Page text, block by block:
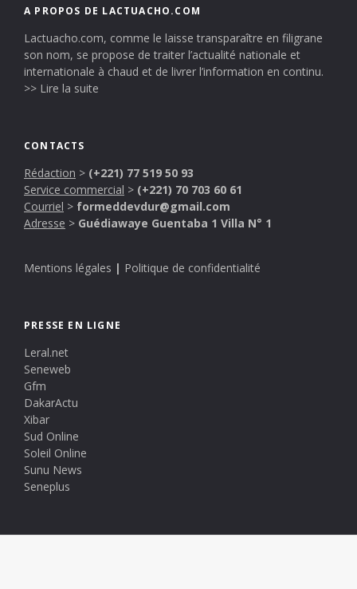
A PROPOS DE LACTUACHO.COM
Lactuacho.com, comme le laisse transparaître en filigrane
son nom, se propose de traiter l’actualité nationale et
internationale à chaud et de livrer l’information en continu.
>> Lire la suite
CONTACTS
Rédaction > (+221) 77 519 50 93
Service commercial > (+221) 70 703 60 61
Courriel > formeddevdur@gmail.com
Adresse > Guédiawaye Guentaba 1 Villa N° 1
Mentions légales | Politique de confidentialité
PRESSE EN LIGNE
Leral.net
Seneweb
Gfm
DakarActu
Xibar
Sud Online
Soleil Online
Sunu News
Seneplus